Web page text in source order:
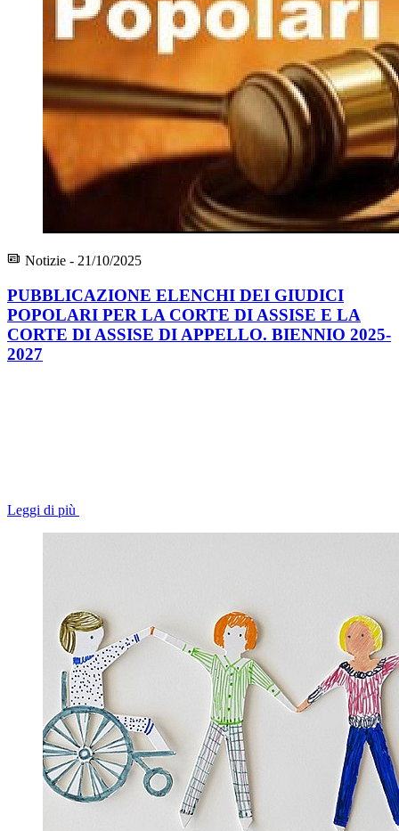
Notizie - 21/10/2025
PUBBLICAZIONE ELENCHI DEI GIUDICI
POPOLARI PER LA CORTE DI ASSISE E LA
CORTE DI ASSISE DI APPELLO. BIENNIO 2025-
2027
Leggi di più